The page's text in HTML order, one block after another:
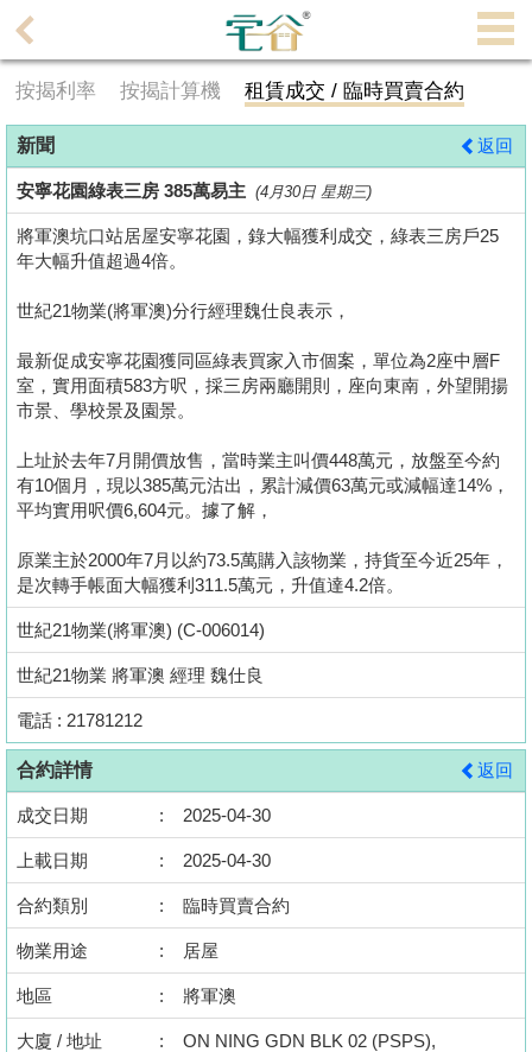
理
主
頁
搵
樓/
成
主
放
宅
谷
按
揭
地
產
博
客
地
產
新
聞
數
據
公
佈
按揭利率 按揭計算機 租賃成交 / 臨時買賣合約
新聞 返回
安寧花園綠表三房 385萬易主 (4月30日 星期三)
將軍澳坑口站居屋安寧花園，錄大幅獲利成交，綠表三房戶25
年大幅升值超過4倍。
世紀21物業(將軍澳)分行經理魏仕良表示，
最新促成安寧花園獲同區綠表買家入市個案，單位為2座中層F
室，實用面積583方呎，採三房兩廳開則，座向東南，外望開揚
市景、學校景及園景。
上址於去年7月開價放售，當時業主叫價448萬元，放盤至今約
有10個月，現以385萬元沽出，累計減價63萬元或減幅達14%，
平均實用呎價6,604元。據了解，
原業主於2000年7月以約73.5萬購入該物業，持貨至今近25年，
是次轉手帳面大幅獲利311.5萬元，升值達4.2倍。
世紀21物業(將軍澳) (C-006014)
世紀21物業 將軍澳 經理 魏仕良
電話 : 21781212
合約詳情 返回
成交日期 : 2025-04-30
上載日期 : 2025-04-30
合約類別 : 臨時買賣合約
物業用途 : 居屋
地區 : 將軍澳
大廈 / 地址 :
ON NING GDN BLK 02 (PSPS),